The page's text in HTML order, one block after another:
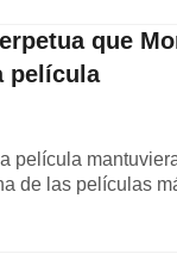
que
película
película
de las películas